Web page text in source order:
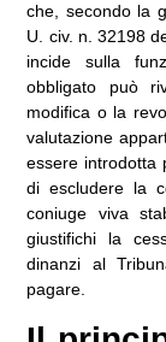
che, secondo la
U. civ. n. 32198
incide sulla
obbligato può
modifica o la
valutazione
essere introdotta
di escludere la
coniuge viva
giustifichi la
dinanzi al
pagare.